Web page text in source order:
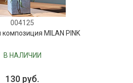
004125
MILAN PINK
В НАЛИЧИИ
130 руб.